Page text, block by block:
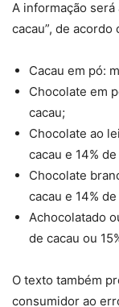
A informação
cacau”, de
Cacau em pó:
Chocolate em
cacau;
Chocolate ao
cacau e 14%
Chocolate
cacau e 14%
Achocolatado
de cacau ou
O texto também
consumidor ao